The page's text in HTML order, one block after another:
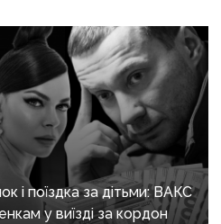
і поїздка за дітьми: ВАКС
у виїзді за кордон